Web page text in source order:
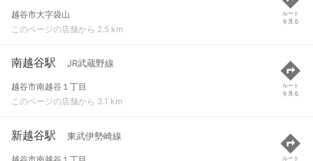
越谷市大字袋山
このページの店舗から 2.5 km
ルート
を見る
南越谷駅 JR武蔵野線
越谷市南越谷１丁目
このページの店舗から 3.1 km
ルート
を見る
新越谷駅 東武伊勢崎線
ルート